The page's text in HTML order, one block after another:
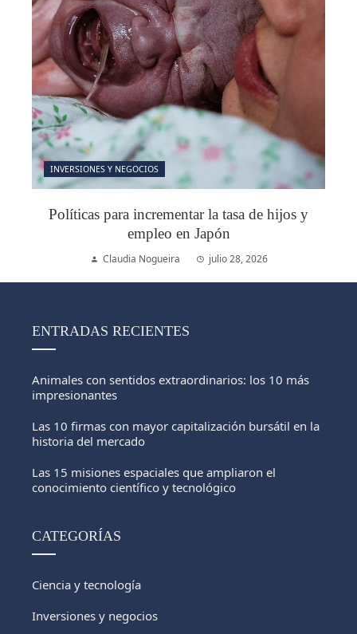
INVERSIONES Y NEGOCIOS
Políticas para incrementar la tasa de hijos y
empleo en Japón
Claudia Nogueira julio 28, 2026
ENTRADAS RECIENTES
Animales con sentidos extraordinarios: los 10 más
impresionantes
Las 10 firmas con mayor capitalización bursátil en la
historia del mercado
Las 15 misiones espaciales que ampliaron el
conocimiento científico y tecnológico
CATEGORÍAS
Ciencia y tecnología
Inversiones y negocios